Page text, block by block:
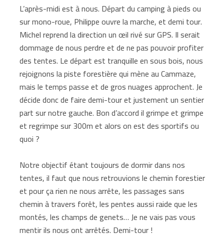
L’après-midi est à nous. Départ du camping à pieds ou
sur mono-roue, Philippe ouvre la marche, et demi tour.
Michel reprend la direction un œil rivé sur GPS. Il serait
dommage de nous perdre et de ne pas pouvoir profiter
des tentes. Le départ est tranquille en sous bois, nous
rejoignons la piste forestière qui mène au Cammaze,
mais le temps passe et de gros nuages approchent. Je
décide donc de faire demi-tour et justement un sentier
part sur notre gauche. Bon d’accord il grimpe et grimpe
et regrimpe sur 300m et alors on est des sportifs ou
quoi ?
Notre objectif étant toujours de dormir dans nos
tentes, il faut que nous retrouvions le chemin forestier
et pour ça rien ne nous arrête, les passages sans
chemin à travers forêt, les pentes aussi raide que les
montés, les champs de genets… Je ne vais pas vous
mentir ils nous ont arrêtés. Demi-tour !